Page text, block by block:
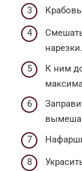
нарезки.
К ним